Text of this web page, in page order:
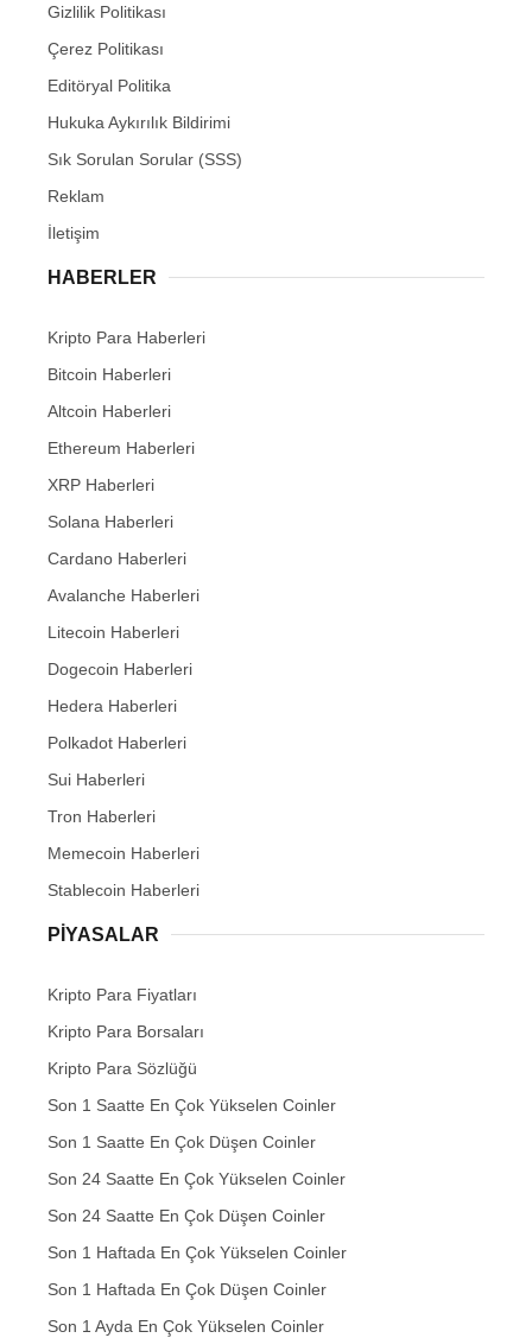
Gizlilik Politikası
Çerez Politikası
Editöryal Politika
Hukuka Aykırılık Bildirimi
Sık Sorulan Sorular (SSS)
Reklam
İletişim
HABERLER
Kripto Para Haberleri
Bitcoin Haberleri
Altcoin Haberleri
Ethereum Haberleri
XRP Haberleri
Solana Haberleri
Cardano Haberleri
Avalanche Haberleri
Litecoin Haberleri
Dogecoin Haberleri
Hedera Haberleri
Polkadot Haberleri
Sui Haberleri
Tron Haberleri
Memecoin Haberleri
Stablecoin Haberleri
PIYASALAR
Kripto Para Fiyatları
Kripto Para Borsaları
Kripto Para Sözlüğü
Son 1 Saatte En Çok Yükselen Coinler
Son 1 Saatte En Çok Düşen Coinler
Son 24 Saatte En Çok Yükselen Coinler
Son 24 Saatte En Çok Düşen Coinler
Son 1 Haftada En Çok Yükselen Coinler
Son 1 Haftada En Çok Düşen Coinler
Son 1 Ayda En Çok Yükselen Coinler